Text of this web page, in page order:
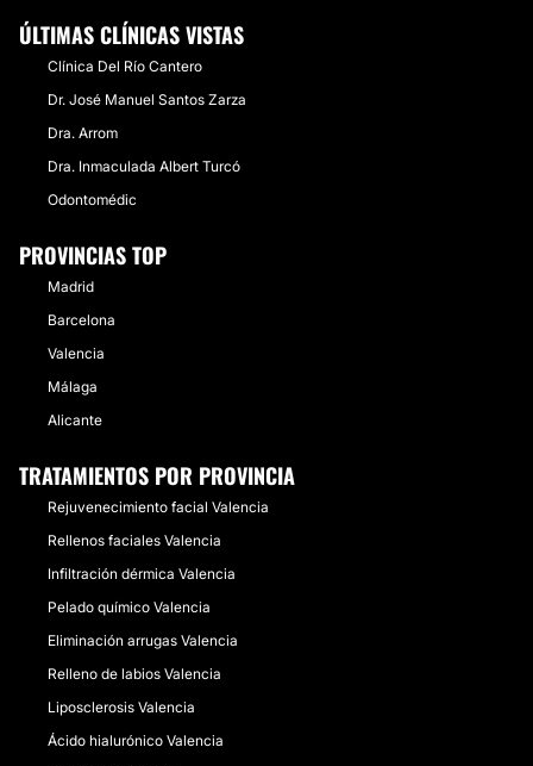
ÚLTIMAS CLÍNICAS VISTAS
Clínica Del Río Cantero
Dr. José Manuel Santos Zarza
Dra. Arrom
Dra. Inmaculada Albert Turcó
Odontomédic
PROVINCIAS TOP
Madrid
Barcelona
Valencia
Málaga
Alicante
TRATAMIENTOS POR PROVINCIA
Rejuvenecimiento facial Valencia
Rellenos faciales Valencia
Infiltración dérmica Valencia
Pelado químico Valencia
Eliminación arrugas Valencia
Relleno de labios Valencia
Liposclerosis Valencia
Ácido hialurónico Valencia